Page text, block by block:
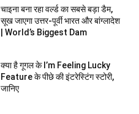
चाइना बना रहा वर्ल्ड का सबसे बड़ा डैम,
सूख जाएगा उत्तर-पूर्वी भारत और बांग्‍लादेश
| World’s Biggest Dam
क्या है गूगल के I’m Feeling Lucky
Feature के पीछे की इंटरेस्टिंग स्टोरी,
जानिए